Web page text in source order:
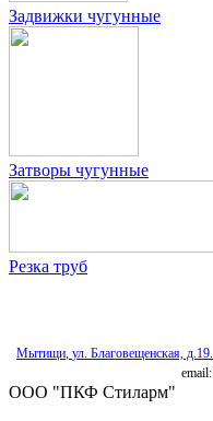
Задвижки чугунные
Затворы чугунные
Резка труб
Мытищи, ул. Благовещенская, д.19.
email:
ООО "ПКФ Стиларм"